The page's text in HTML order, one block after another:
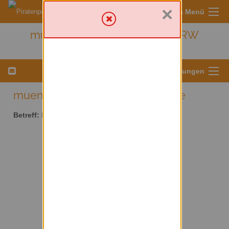
Sympa Menü
muenster - Kreis Münster/ NRW
Menü für Listeneinstellungen
muenster AT lists.piratenpartei.de
Betreff:
×